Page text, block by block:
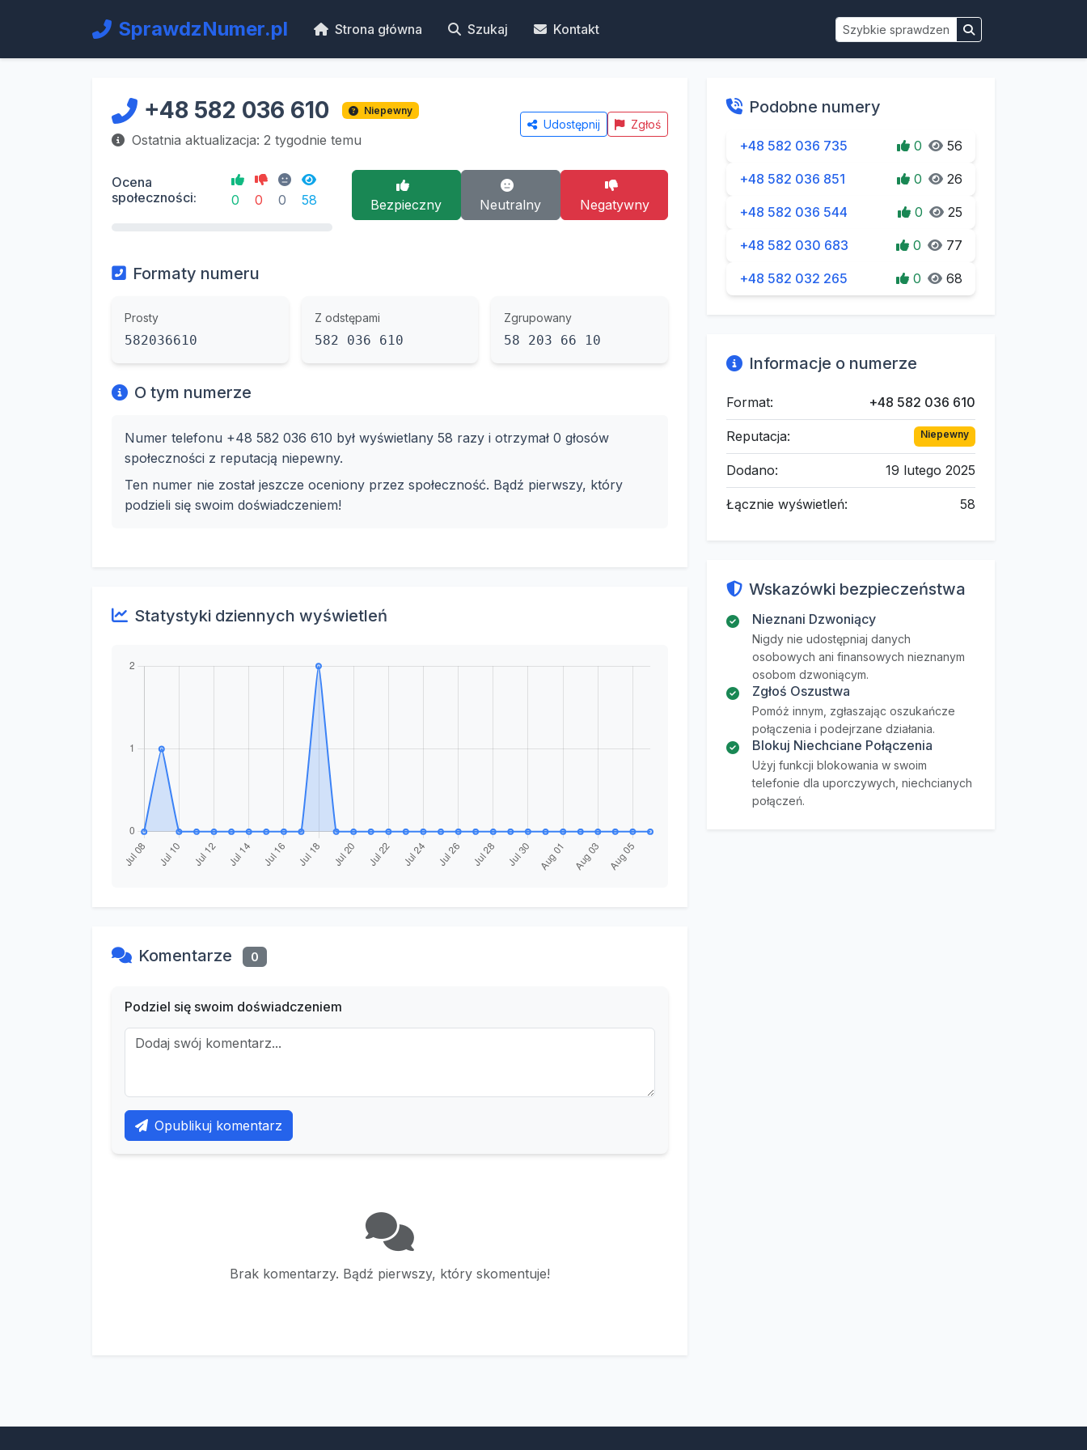
SprawdzNumer.pl Strona główna Szukaj Kontakt
+48 582 036 610 Niepewny
Ostatnia aktualizacja: 2 tygodnie temu
Udostępnij Zgłoś
Ocena
społeczności:
0 0 0 58 Bezpieczny Neutralny Negatywny
Formaty numeru
Prosty
582036610
Z odstępami
582 036 610
Zgrupowany
58 203 66 10
O tym numerze
Numer telefonu +48 582 036 610 był wyświetlany 58 razy i otrzymał 0 głosów
społeczności z reputacją niepewny.
Ten numer nie został jeszcze oceniony przez społeczność. Bądź pierwszy, który
podzieli się swoim doświadczeniem!
Statystyki dziennych wyświetleń
Komentarze 0
Podziel się swoim doświadczeniem
Opublikuj komentarz
Brak komentarzy. Bądź pierwszy, który skomentuje!
Podobne numery
+48 582 036 735 0 56
+48 582 036 851 0 26
+48 582 036 544 0 25
+48 582 030 683 0 77
+48 582 032 265 0 68
Informacje o numerze
Format: +48 582 036 610
Reputacja: Niepewny
Dodano: 19 lutego 2025
Łącznie wyświetleń: 58
Wskazówki bezpieczeństwa
Nieznani Dzwoniący
Nigdy nie udostępniaj danych
osobowych ani finansowych nieznanym
osobom dzwoniącym.
Zgłoś Oszustwa
Pomóż innym, zgłaszając oszukańcze
połączenia i podejrzane działania.
Blokuj Niechciane Połączenia
Użyj funkcji blokowania w swoim
telefonie dla uporczywych, niechcianych
połączeń.